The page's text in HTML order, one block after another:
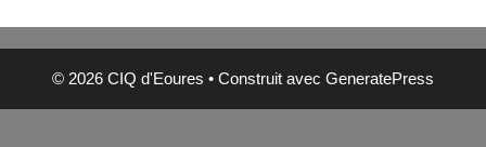
© 2026 CIQ d'Eoures • Construit avec GeneratePress